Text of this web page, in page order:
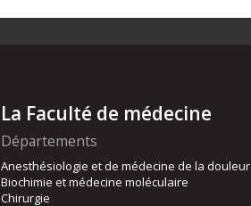
La Faculté de médecine
Départements
Anesthésiologie et de médecine de la douleur
Biochimie et médecine moléculaire
Chirurgie